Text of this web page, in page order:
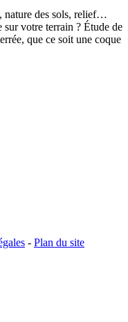
nature des sols, relief…
sur votre terrain ? Étude de
que ce soit une coque
- Plan du site